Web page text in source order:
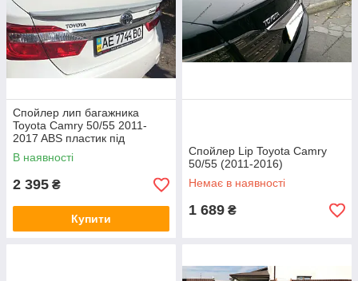
Спойлер лип багажника
Toyota Camry 50/55 2011-
2017 ABS пластик під
фарбування
В наявності
2 395 ₴
Купити
Спойлер Lip Toyota Camry
50/55 (2011-2016)
Немає в наявності
1 689 ₴